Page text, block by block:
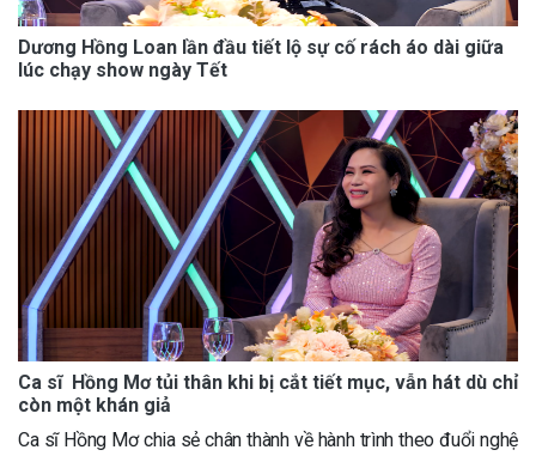
Dương Hồng Loan lần đầu tiết lộ sự cố rách áo dài giữa
lúc chạy show ngày Tết
Ca sĩ Hồng Mơ tủi thân khi bị cắt tiết mục, vẫn hát dù chỉ
còn một khán giả
Ca sĩ Hồng Mơ chia sẻ chân thành về hành trình theo đuổi nghệ